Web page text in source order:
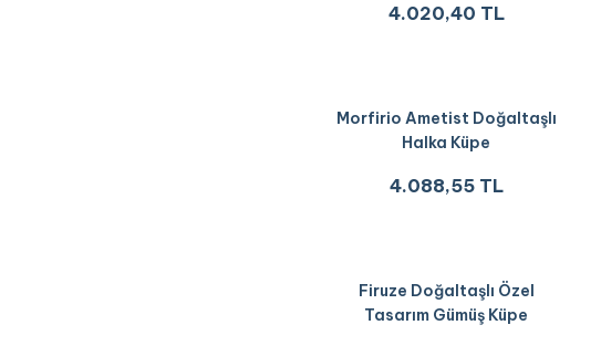
4.020,40 TL
Morfirio Ametist Doğaltaşlı
Halka Küpe
4.088,55 TL
Firuze Doğaltaşlı Özel
Tasarım Gümüş Küpe